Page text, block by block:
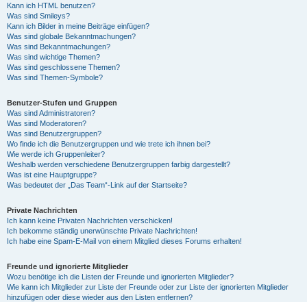
Kann ich HTML benutzen?
Was sind Smileys?
Kann ich Bilder in meine Beiträge einfügen?
Was sind globale Bekanntmachungen?
Was sind Bekanntmachungen?
Was sind wichtige Themen?
Was sind geschlossene Themen?
Was sind Themen-Symbole?
Benutzer-Stufen und Gruppen
Was sind Administratoren?
Was sind Moderatoren?
Was sind Benutzergruppen?
Wo finde ich die Benutzergruppen und wie trete ich ihnen bei?
Wie werde ich Gruppenleiter?
Weshalb werden verschiedene Benutzergruppen farbig dargestellt?
Was ist eine Hauptgruppe?
Was bedeutet der „Das Team“-Link auf der Startseite?
Private Nachrichten
Ich kann keine Privaten Nachrichten verschicken!
Ich bekomme ständig unerwünschte Private Nachrichten!
Ich habe eine Spam-E-Mail von einem Mitglied dieses Forums erhalten!
Freunde und ignorierte Mitglieder
Wozu benötige ich die Listen der Freunde und ignorierten Mitglieder?
Wie kann ich Mitglieder zur Liste der Freunde oder zur Liste der ignorierten Mitglieder
hinzufügen oder diese wieder aus den Listen entfernen?